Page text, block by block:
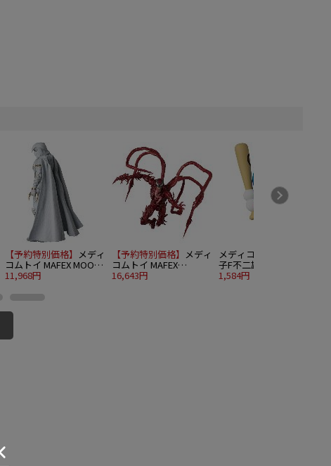
【予約特別価格】 メディ
コムトイ MAFEX MOON
KNIGHT
11,968円
【予約特別価格】 メディ
コムトイ MAFEX
CARNAGE (Venom: Let
16,643円
メディコムトイ UDF 藤
子F不二雄作品シリーズ
18 バッティングドラえ
1,584円